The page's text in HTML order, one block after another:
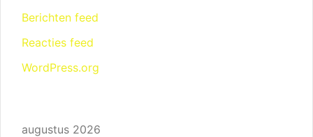
Berichten feed
Reacties feed
WordPress.org
augustus 2026